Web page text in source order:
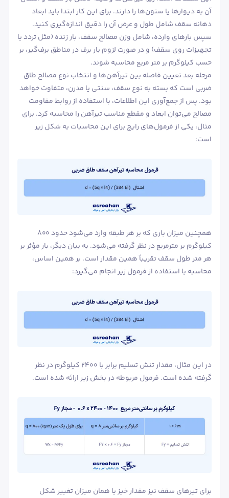
آن به دیوارها یا ستون‌ها را دارند. برای این کار ابتدا باید ابعاد
دهانه سقف شامل طول و عرض آن را دقیق اندازه‌گیری کنید.
سپس بارهای وارده، شامل وزن مصالح سقف، بار زنده (مثل تردد یا
تجهیزات روی سقف) و در صورت لزوم بار برف در مناطق برف‌گیر، بر
حسب کیلوگرم بر متر مربع محاسبه شوند.
مرحله بعد تعیین فاصله بین تیرآهن‌ها و انتخاب نوع مصالح طاق
ضربی است که بسته به نوع سقف، سنتی یا مدرن، متفاوت خواهد
بود. پس از جمع‌آوری این اطلاعات، با استفاده از روابط مقاومت
مصالح می‌توان ابعاد و مقطع مناسب تیرآهن را محاسبه کرد. برای
مثال، یکی از فرمول‌های رایج برای این محاسبات به شکل زیر
است:
همچنین میزان باری که بر هر طبقه وارد می‌شود حدود ۸۰۰
کیلوگرم بر مترمربع در نظر گرفته می‌شود. به بیان دیگر، بار مؤثر بر
هر متر طول سقف تقریباً همین مقدار است. بر همین اساس،
محاسبه با استفاده از فرمول زیر انجام می‌گیرد:
در این مثال، مقدار تنش تسلیم برابر با ۲۴۰۰ کیلوگرم در نظر
گرفته شده است. فرمول مربوطه در بخش زیر ارائه شده است.
برای تیرهای سقف نیز مقدار خیز یا همان میزان تغییر شکل